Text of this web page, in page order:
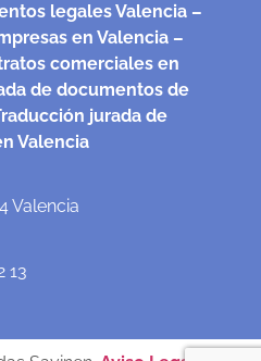
legales Valencia –
en Valencia –
comerciales en
de documentos de
jurada de
Valencia
Valencia
13